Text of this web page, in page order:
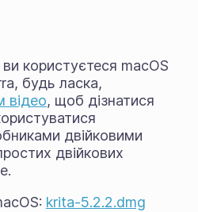
користуєтеся macOS
будь ласка,
відео, щоб дізнатися
двійковими
двійкових
krita-5.2.2.dmg